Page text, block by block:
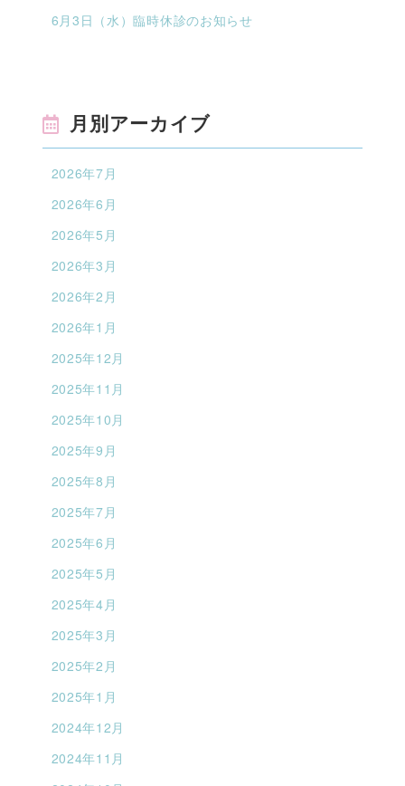
6月3日（水）臨時休診のお知らせ
月別アーカイブ
2026年7月
2026年6月
2026年5月
2026年3月
2026年2月
2026年1月
2025年12月
2025年11月
2025年10月
2025年9月
2025年8月
2025年7月
2025年6月
2025年5月
2025年4月
2025年3月
2025年2月
2025年1月
2024年12月
2024年11月